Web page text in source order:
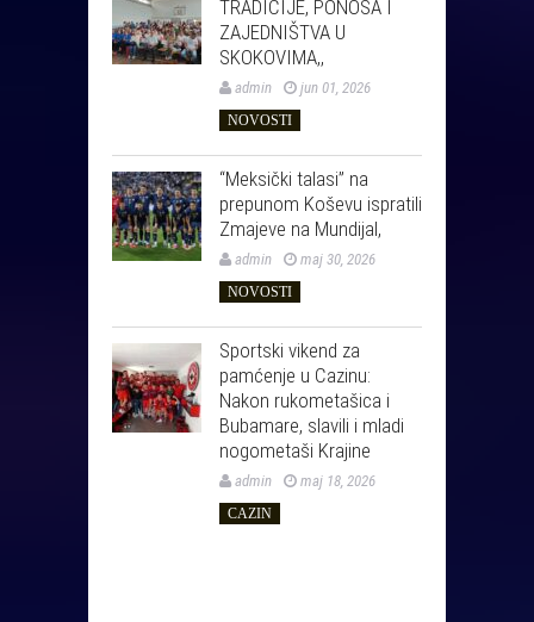
TRADICIJE, PONOSA I
ZAJEDNIŠTVA U
SKOKOVIMA,,
admin jun 01, 2026
NOVOSTI
“Meksički talasi” na
prepunom Koševu ispratili
Zmajeve na Mundijal,
admin maj 30, 2026
NOVOSTI
Sportski vikend za
pamćenje u Cazinu:
Nakon rukometašica i
Bubamare, slavili i mladi
nogometaši Krajine
admin maj 18, 2026
CAZIN